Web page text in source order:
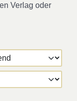
Verlag oder